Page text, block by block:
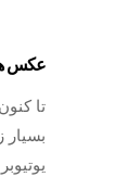
عکس
تا
بسیار